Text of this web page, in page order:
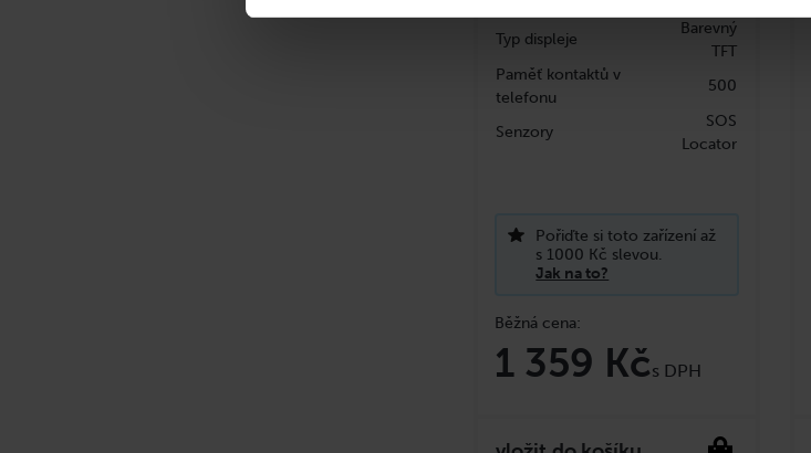
1 359 Kč
Typ displeje
Barevný
TFT
Paměť kontaktů v
telefonu
500
Senzory
SOS
Locator
Pořiďte si toto zařízení až
s 1000 Kč slevou.
Jak na to?